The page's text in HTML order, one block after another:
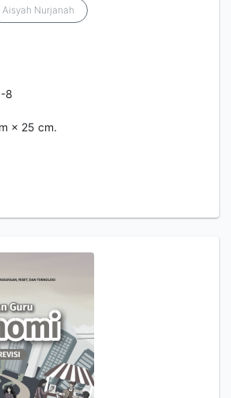
Aisyah Nurjanah
8
× 25 cm.